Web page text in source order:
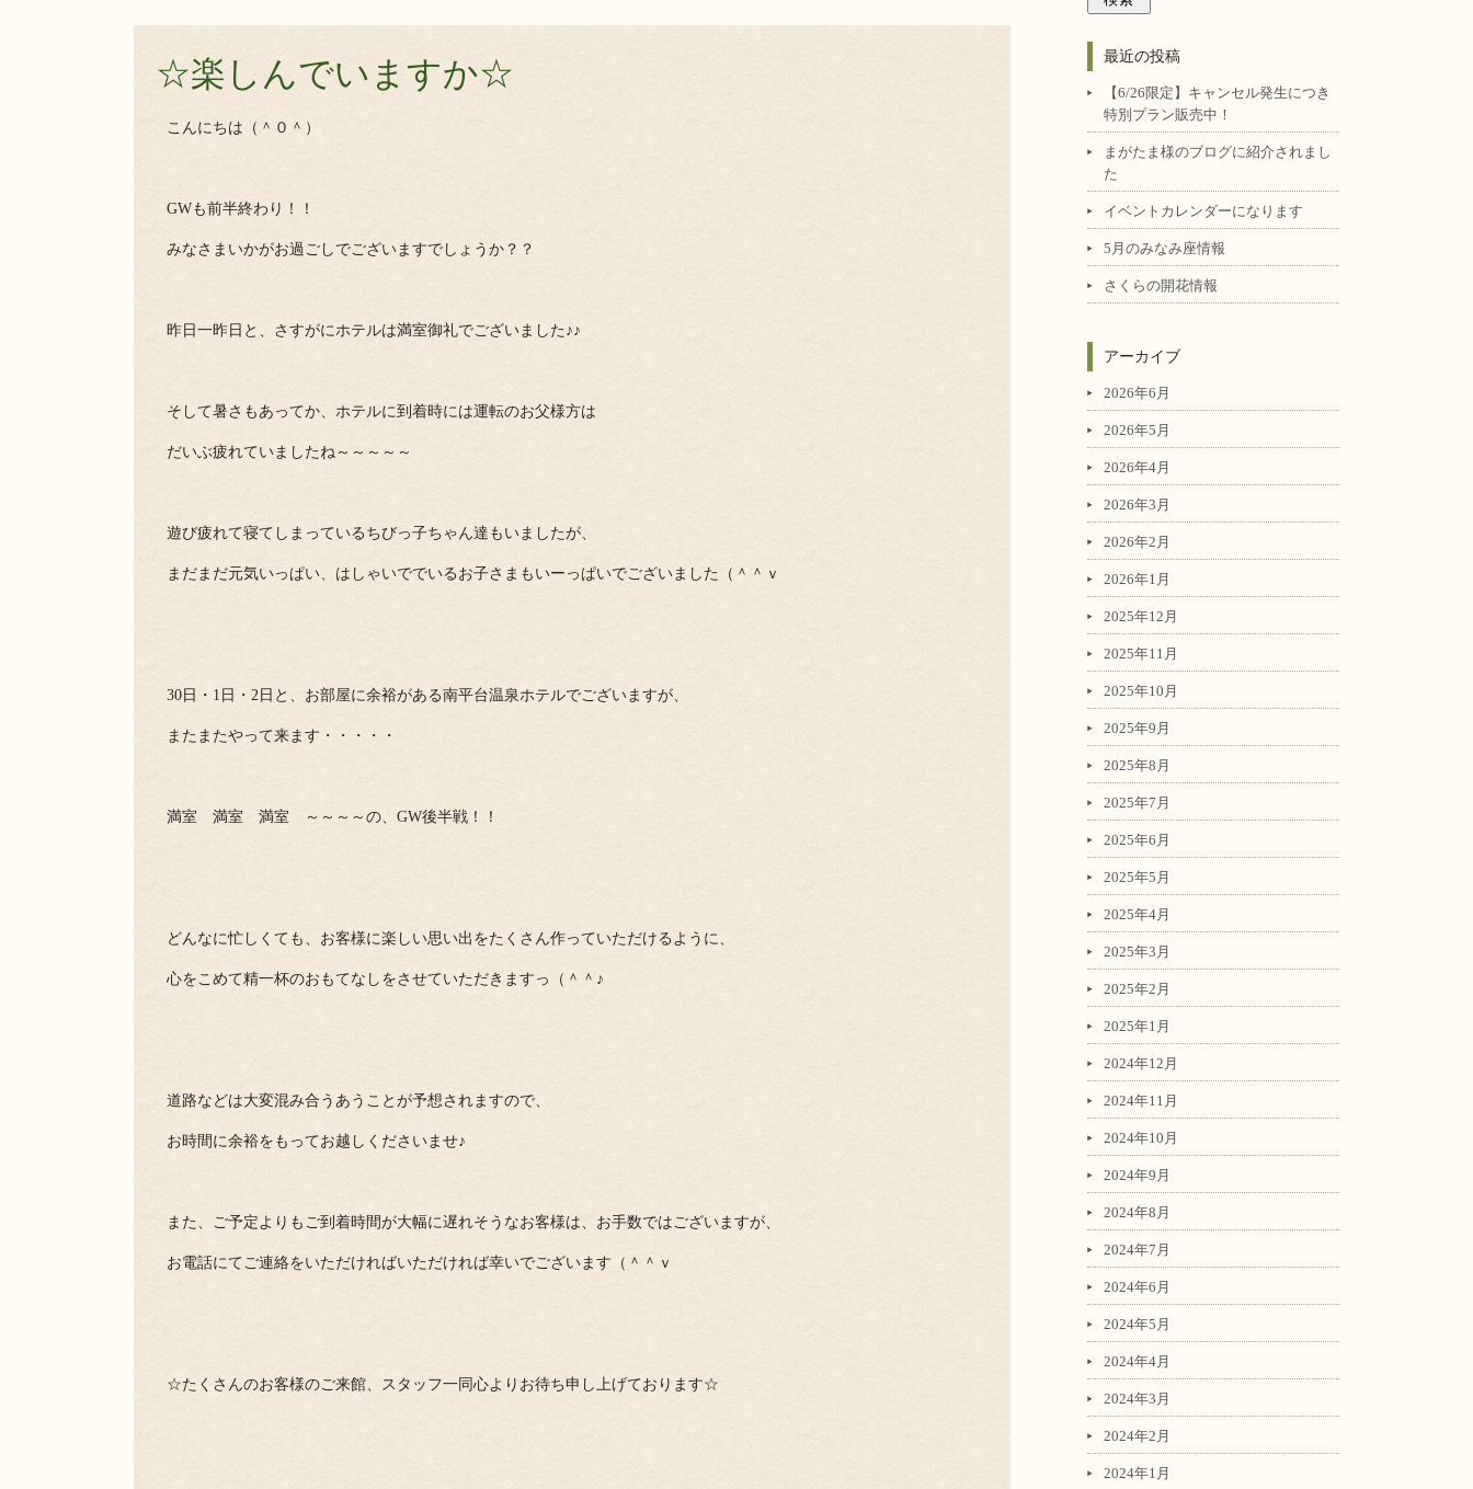
☆楽しんでいますか☆
こんにちは（＾０＾）
GWも前半終わり！！
みなさまいかがお過ごしでございますでしょうか？？
昨日一昨日と、さすがにホテルは満室御礼でございました♪♪
そして暑さもあってか、ホテルに到着時には運転のお父様方は
だいぶ疲れていましたね～～～～～
遊び疲れて寝てしまっているちびっ子ちゃん達もいましたが、
まだまだ元気いっぱい、はしゃいででいるお子さまもいーっぱいでございました（＾＾ｖ
30日・1日・2日と、お部屋に余裕がある南平台温泉ホテルでございますが、
またまたやって来ます・・・・・
満室 満室 満室 ～～～～の、GW後半戦！！
どんなに忙しくても、お客様に楽しい思い出をたくさん作っていただけるように、
心をこめて精一杯のおもてなしをさせていただきますっ（＾＾♪
道路などは大変混み合うあうことが予想されますので、
お時間に余裕をもってお越しくださいませ♪
また、ご予定よりもご到着時間が大幅に遅れそうなお客様は、お手数ではございますが、
お電話にてご連絡をいただければいただければ幸いでございます（＾＾ｖ
☆たくさんのお客様のご来館、スタッフ一同心よりお待ち申し上げております☆
最近の投稿
【6/26限定】キャンセル発生につき
特別プラン販売中！
まがたま様のブログに紹介されまし
た
イベントカレンダーになります
5月のみなみ座情報
さくらの開花情報
アーカイブ
2026年6月
2026年5月
2026年4月
2026年3月
2026年2月
2026年1月
2025年12月
2025年11月
2025年10月
2025年9月
2025年8月
2025年7月
2025年6月
2025年5月
2025年4月
2025年3月
2025年2月
2025年1月
2024年12月
2024年11月
2024年10月
2024年9月
2024年8月
2024年7月
2024年6月
2024年5月
2024年4月
2024年3月
2024年2月
2024年1月